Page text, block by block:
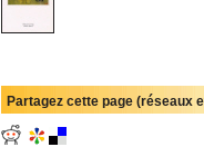
Partagez cette page (réseaux